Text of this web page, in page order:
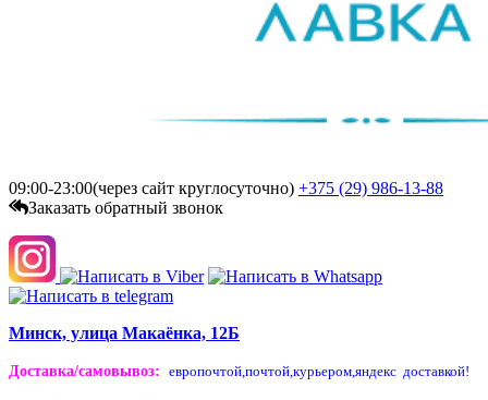
09:00-23:00(через сайт круглосуточно) +375 (29) 986-13-88
Заказать обратный звонок
Минск, улица Макаёнка, 12Б
Доставка/самовывоз: европочтой,почтой,курьером,яндекс доставкой!